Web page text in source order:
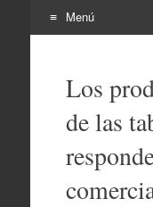
Menú
contenido
Los
de las